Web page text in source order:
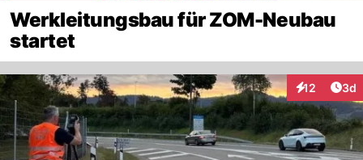
Werkleitungsbau für ZOM-Neubau
startet
12
Interaktionen
3d